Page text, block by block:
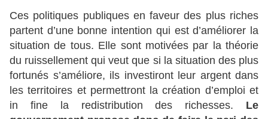
Ces politiques publiques en faveur des plus riches
partent d’une bonne intention qui est d’améliorer la
situation de tous. Elle sont motivées par la théorie
du ruissellement qui veut que si la situation des plus
fortunés s’améliore, ils investiront leur argent dans
les territoires et permettront la création d’emploi et
in fine la redistribution des richesses. Le